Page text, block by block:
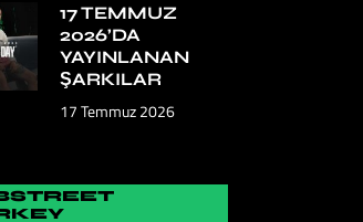
17 TEMMUZ
2026’DA
YAYINLANAN
ŞARKILAR
17 Temmuz 2026